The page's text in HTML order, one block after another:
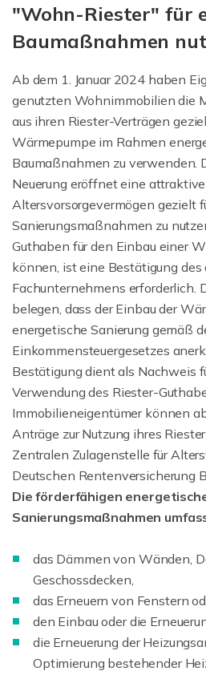
"Wohn-Riester" für
Baumaßnahmen
Ab dem 1. Januar 2024 haben
genutzten Wohnimmobilien die
aus ihren Riester-Verträgen
Wärmepumpe im Rahmen
Baumaßnahmen zu verwenden.
Neuerung eröffnet eine
Altersvorsorgevermögen gezielt
Sanierungsmaßnahmen zu
Guthaben für den Einbau einer
können, ist eine Bestätigung des
Fachunternehmens erforderlich.
belegen, dass der Einbau der
energetische Sanierung gemäß
Einkommensteuergesetzes
Bestätigung dient als Nachweis
Verwendung des Riester-
Immobilieneigentümer können
Anträge zur Nutzung ihres
Zentralen Zulagenstelle für
Deutschen Rentenversicherung
Die förderfähigen
Sanierungsmaßnahmen
das Dämmen von Wänden,
Geschossdecken,
das Erneuern von Fenstern
den Einbau oder die
die Erneuerung der
Optimierung bestehender